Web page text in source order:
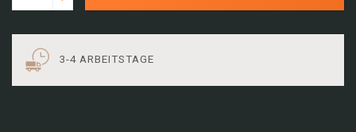
3-4 ARBEITSTAGE